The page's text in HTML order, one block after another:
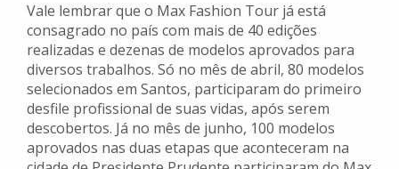
Vale lembrar que o Max Fashion Tour já está
consagrado no país com mais de 40 edições
realizadas e dezenas de modelos aprovados para
diversos trabalhos. Só no mês de abril, 80 modelos
selecionados em Santos, participaram do primeiro
desfile profissional de suas vidas, após serem
descobertos. Já no mês de junho, 100 modelos
aprovados nas duas etapas que aconteceram na